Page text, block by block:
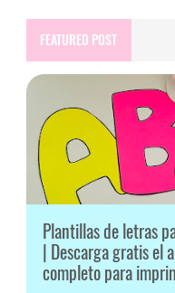
FEATURED POST
Plantillas de letras
| Descarga gratis el
completo para